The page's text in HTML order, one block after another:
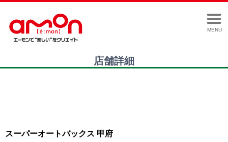
MENU
店舗詳細
スーパーオートバックス 甲府